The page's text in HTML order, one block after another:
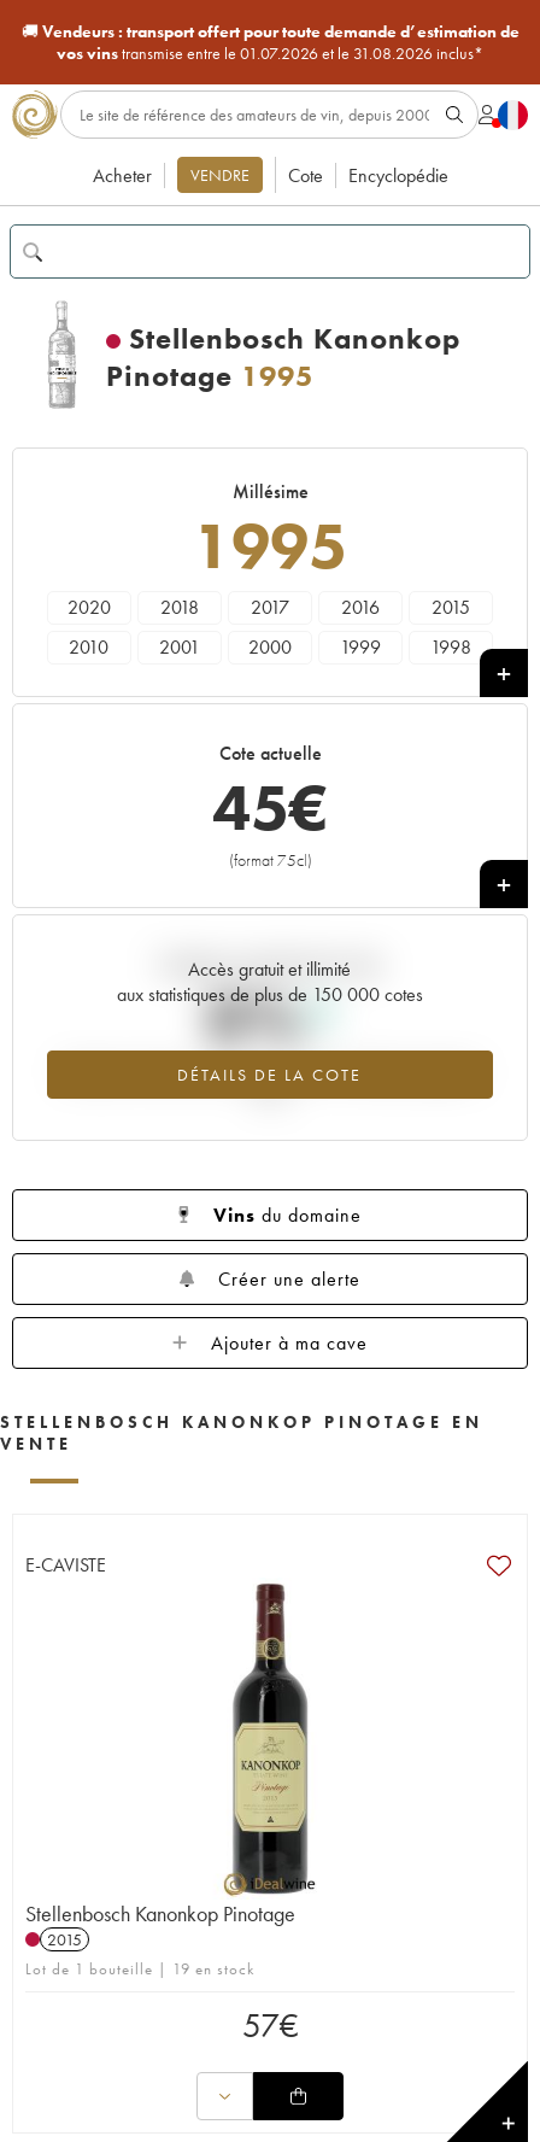
🚚Vendeurs : transport offert pour toute demande d’estimation de
vos vinstransmise entre le 01.07.2026 et le 31.08.2026 inclus*
Acheter VENDRE Cote Encyclopédie
Stellenbosch Kanonkop
Pinotage 1995
Millésime
1995
2020 2018 2017 2016
2015
2010
2001 2000 1999
1998
Cote actuelle
45€
(format 75cl)
+
Accès gratuit et illimité
aux statistiques de plus de 150 000 cotes
DÉTAILS DE LA COTE
Tendance actuelle de la cote
0%
Tendance à la hausse du millésime 1995 en 2026 par rapport à
Vins du domaine
Créer une alerte
Ajouter à ma cave
STELLENBOSCH KANONKOP PINOTAGE EN
VENTE
E-CAVISTE
Stellenbosch Kanonkop Pinotage
2015
Lot de 1 bouteille | 19 en stock
57€
✕